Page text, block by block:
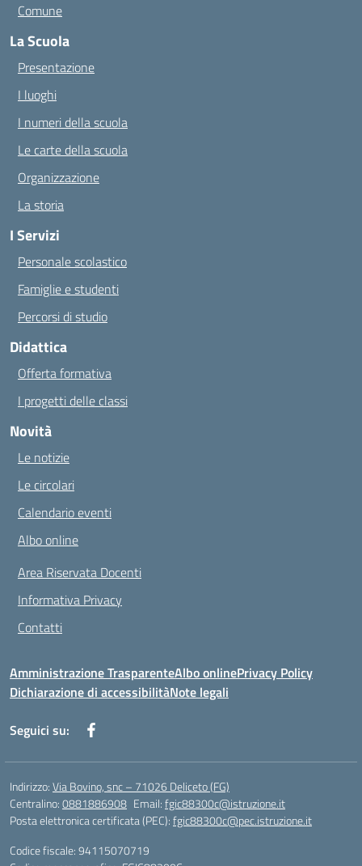
Comune
La Scuola
Presentazione
I luoghi
I numeri della scuola
Le carte della scuola
Organizzazione
La storia
I Servizi
Personale scolastico
Famiglie e studenti
Percorsi di studio
Didattica
Offerta formativa
I progetti delle classi
Novità
Le notizie
Le circolari
Calendario eventi
Albo online
Area Riservata Docenti
Informativa Privacy
Contatti
Amministrazione TrasparenteAlbo onlinePrivacy Policy
Dichiarazione di accessibilitàNote legali
Seguici su:
Indirizzo:Via Bovino, snc – 71026 Deliceto (FG)
Centralino:0881886908 Email:fgic88300c@istruzione.it
Posta elettronica certificata (PEC):fgic88300c@pec.istruzione.it
Codice fiscale: 94115070719